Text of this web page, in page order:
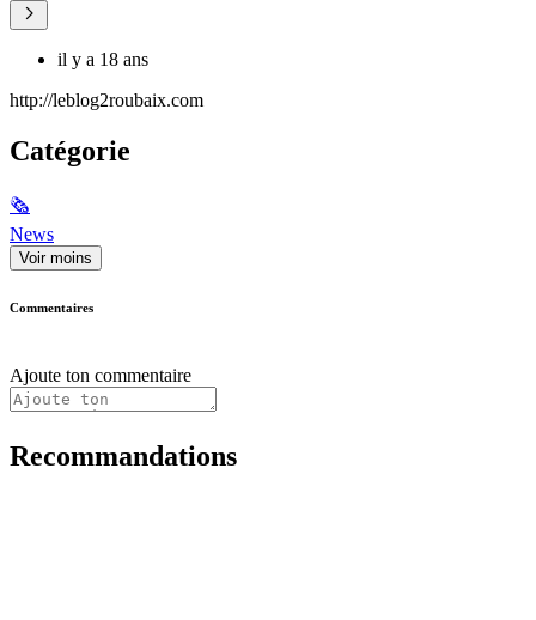
il y a 18 ans
http://leblog2roubaix.com
Catégorie
🗞
News
Voir moins
Commentaires
Ajoute ton commentaire
Recommandations